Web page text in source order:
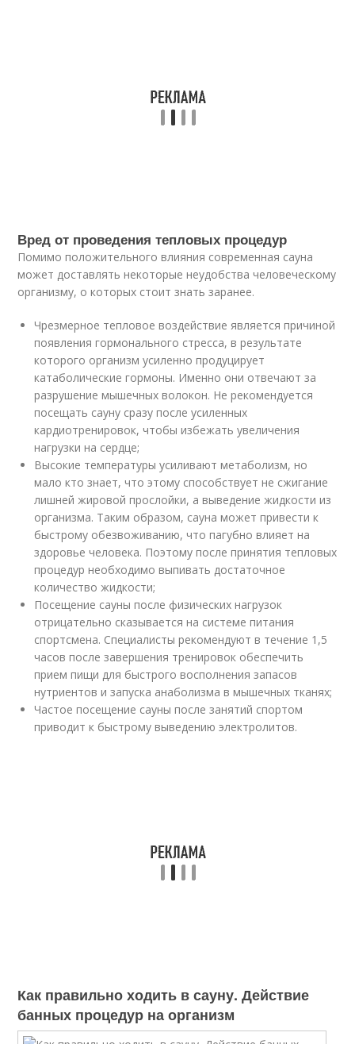
Вред от проведения тепловых процедур
Помимо положительного влияния современная сауна
может доставлять некоторые неудобства человеческому
организму, о которых стоит знать заранее.
Чрезмерное тепловое воздействие является причиной
появления гормонального стресса, в результате
которого организм усиленно продуцирует
катаболические гормоны. Именно они отвечают за
разрушение мышечных волокон. Не рекомендуется
посещать сауну сразу после усиленных
кардиотренировок, чтобы избежать увеличения
нагрузки на сердце;
Высокие температуры усиливают метаболизм, но
мало кто знает, что этому способствует не сжигание
лишней жировой прослойки, а выведение жидкости из
организма. Таким образом, сауна может привести к
быстрому обезвоживанию, что пагубно влияет на
здоровье человека. Поэтому после принятия тепловых
процедур необходимо выпивать достаточное
количество жидкости;
Посещение сауны после физических нагрузок
отрицательно сказывается на системе питания
спортсмена. Специалисты рекомендуют в течение 1,5
часов после завершения тренировок обеспечить
прием пищи для быстрого восполнения запасов
нутриентов и запуска анаболизма в мышечных тканях;
Частое посещение сауны после занятий спортом
приводит к быстрому выведению электролитов.
Как правильно ходить в сауну. Действие
банных процедур на организм